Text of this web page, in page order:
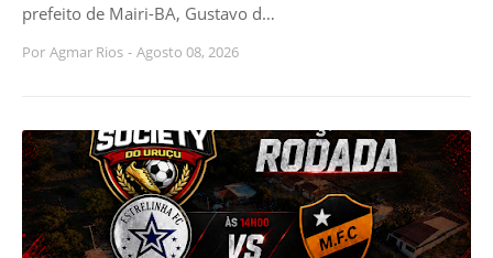
prefeito de Mairi-BA, Gustavo d…
Por Agmar Rios - Agosto 08, 2026